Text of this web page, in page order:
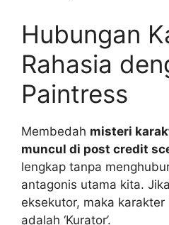
Hubungan
Rahasia
Paintress
Membedah misteri
muncul di post credit
lengkap tanpa
antagonis utama kita.
eksekutor, maka
adalah ‘Kurator’.